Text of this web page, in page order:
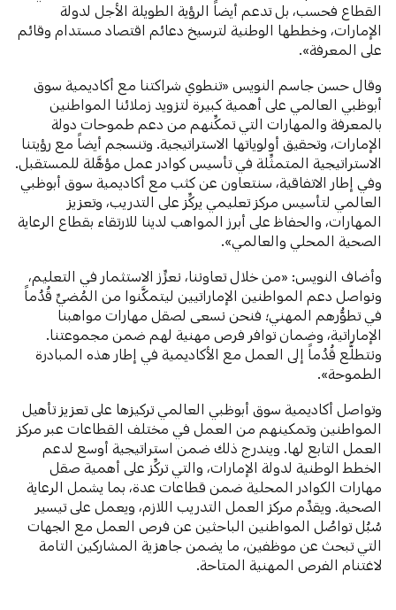
القطاع فحسب، بل تدعم أيضاً الرؤية الطويلة الأجل لدولة
الإمارات، وخططها الوطنية لترسيخ دعائم اقتصاد مستدام وقائم
على المعرفة».
وقال حسن جاسم النويس «تنطوي شراكتنا مع أكاديمية سوق
أبوظبي العالمي على أهمية كبيرة لتزويد زملائنا المواطنين
بالمعرفة والمهارات التي تمكِّنهم من دعم طموحات دولة
الإمارات، وتحقيق أولوياتها الاستراتيجية. وتنسجم أيضاً مع رؤيتنا
الاستراتيجية المتمثِّلة في تأسيس كوادر عمل مؤهَّلة للمستقبل.
وفي إطار الاتفاقية، سنتعاون عن كثب مع أكاديمية سوق أبوظبي
العالمي لتأسيس مركز تعليمي يركِّز على التدريب، وتعزيز
المهارات، والحفاظ على أبرز المواهب لدينا للارتقاء بقطاع الرعاية
الصحية المحلي والعالمي».
وأضاف النويس: «من خلال تعاوننا، نعزِّز الاستثمار في التعليم،
ونواصل دعم المواطنين الإماراتيين ليتمكَّنوا من المُضيِّ قُدُماً
في تطوُّرهم المهني؛ فنحن نسعى لصقل مهارات مواهبنا
الإماراتية، وضمان توافر فرص مهنية لهم ضمن مجموعتنا.
ونتطلَّع قُدُماً إلى العمل مع الأكاديمية في إطار هذه المبادرة
الطموحة».
وتواصل أكاديمية سوق أبوظبي العالمي تركيزها على تعزيز تأهيل
المواطنين وتمكينهم من العمل في مختلف القطاعات عبر مركز
العمل التابع لها. ويندرج ذلك ضمن استراتيجية أوسع لدعم
الخطط الوطنية لدولة الإمارات، والتي تركِّز على أهمية صقل
مهارات الكوادر المحلية ضمن قطاعات عدة، بما يشمل الرعاية
الصحية. ويقدِّم مركز العمل التدريب اللازم، ويعمل على تيسير
سُبُل تواصُل المواطنين الباحثين عن فرص العمل مع الجهات
التي تبحث عن موظفين، ما يضمن جاهزية المشاركين التامة
لاغتنام الفرص المهنية المتاحة.